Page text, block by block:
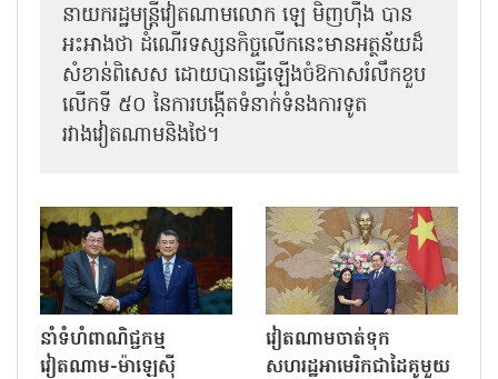
នាយករដ្ឋមន្ត្រីវៀតណាមលោក ឡេ មិញហ៊ឹង បាន
អះអាងថា ដំណើរទស្សនកិច្ចលើកនេះមានអត្ថន័យដ៏
សំខាន់ពិសេស ដោយបានធ្វើឡើងចំឱកាសរំលឹកខួប
លើកទី ៥០ នៃការបង្កើតទំនាក់ទំនងការទូត
រវាងវៀតណាមនិងថៃ។
នាំទំហំពាណិជ្ជកម្ម
វៀតណាម-ម៉ាឡេស៊ី
វៀតណាមចាត់ទុក
សហរដ្ឋអាមេរិកជាដៃគូមួយ